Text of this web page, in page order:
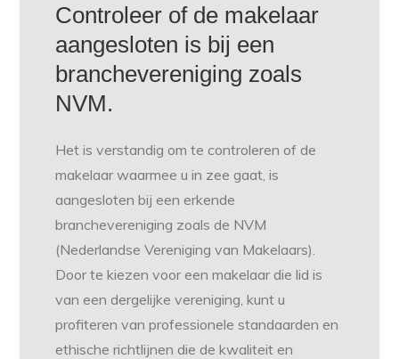
Controleer of de makelaar
aangesloten is bij een
branchevereniging zoals
NVM.
Het is verstandig om te controleren of de
makelaar waarmee u in zee gaat, is
aangesloten bij een erkende
branchevereniging zoals de NVM
(Nederlandse Vereniging van Makelaars).
Door te kiezen voor een makelaar die lid is
van een dergelijke vereniging, kunt u
profiteren van professionele standaarden en
ethische richtlijnen die de kwaliteit en